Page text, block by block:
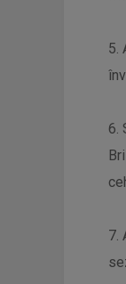
5.
6.
7.